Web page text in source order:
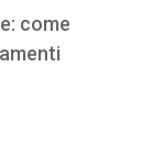
come